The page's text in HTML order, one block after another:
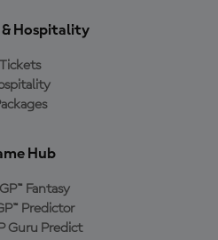
Hospitality
Tickets
Hub
Fantasy
Predictor
Guru Predict